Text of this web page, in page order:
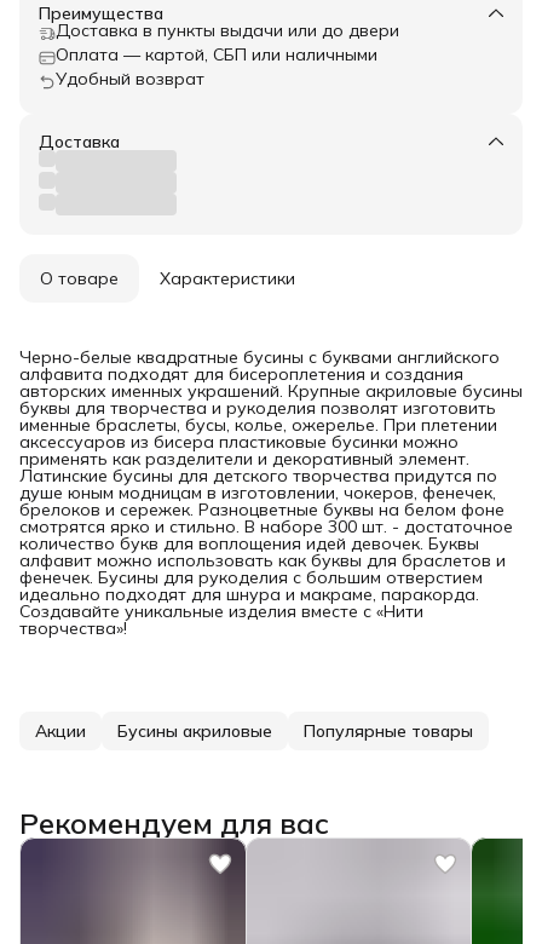
Преимущества
Доставка в пункты выдачи или до двери
Оплата — картой, СБП или наличными
Удобный возврат
Доставка
О товаре Характеристики
Черно-белые квадратные бусины с буквами английского
алфавита подходят для бисероплетения и создания
авторских именных украшений. Крупные акриловые бусины
буквы для творчества и рукоделия позволят изготовить
именные браслеты, бусы, колье, ожерелье. При плетении
аксессуаров из бисера пластиковые бусинки можно
применять как разделители и декоративный элемент.
Латинские бусины для детского творчества придутся по
душе юным модницам в изготовлении, чокеров, фенечек,
брелоков и сережек. Разноцветные буквы на белом фоне
смотрятся ярко и стильно. В наборе 300 шт. - достаточное
количество букв для воплощения идей девочек. Буквы
алфавит можно использовать как буквы для браслетов и
фенечек. Бусины для рукоделия с большим отверстием
идеально подходят для шнура и макраме, паракорда.
Создавайте уникальные изделия вместе с «Нити
творчества»!
Акции Бусины акриловые Популярные товары
Рекомендуем для вас